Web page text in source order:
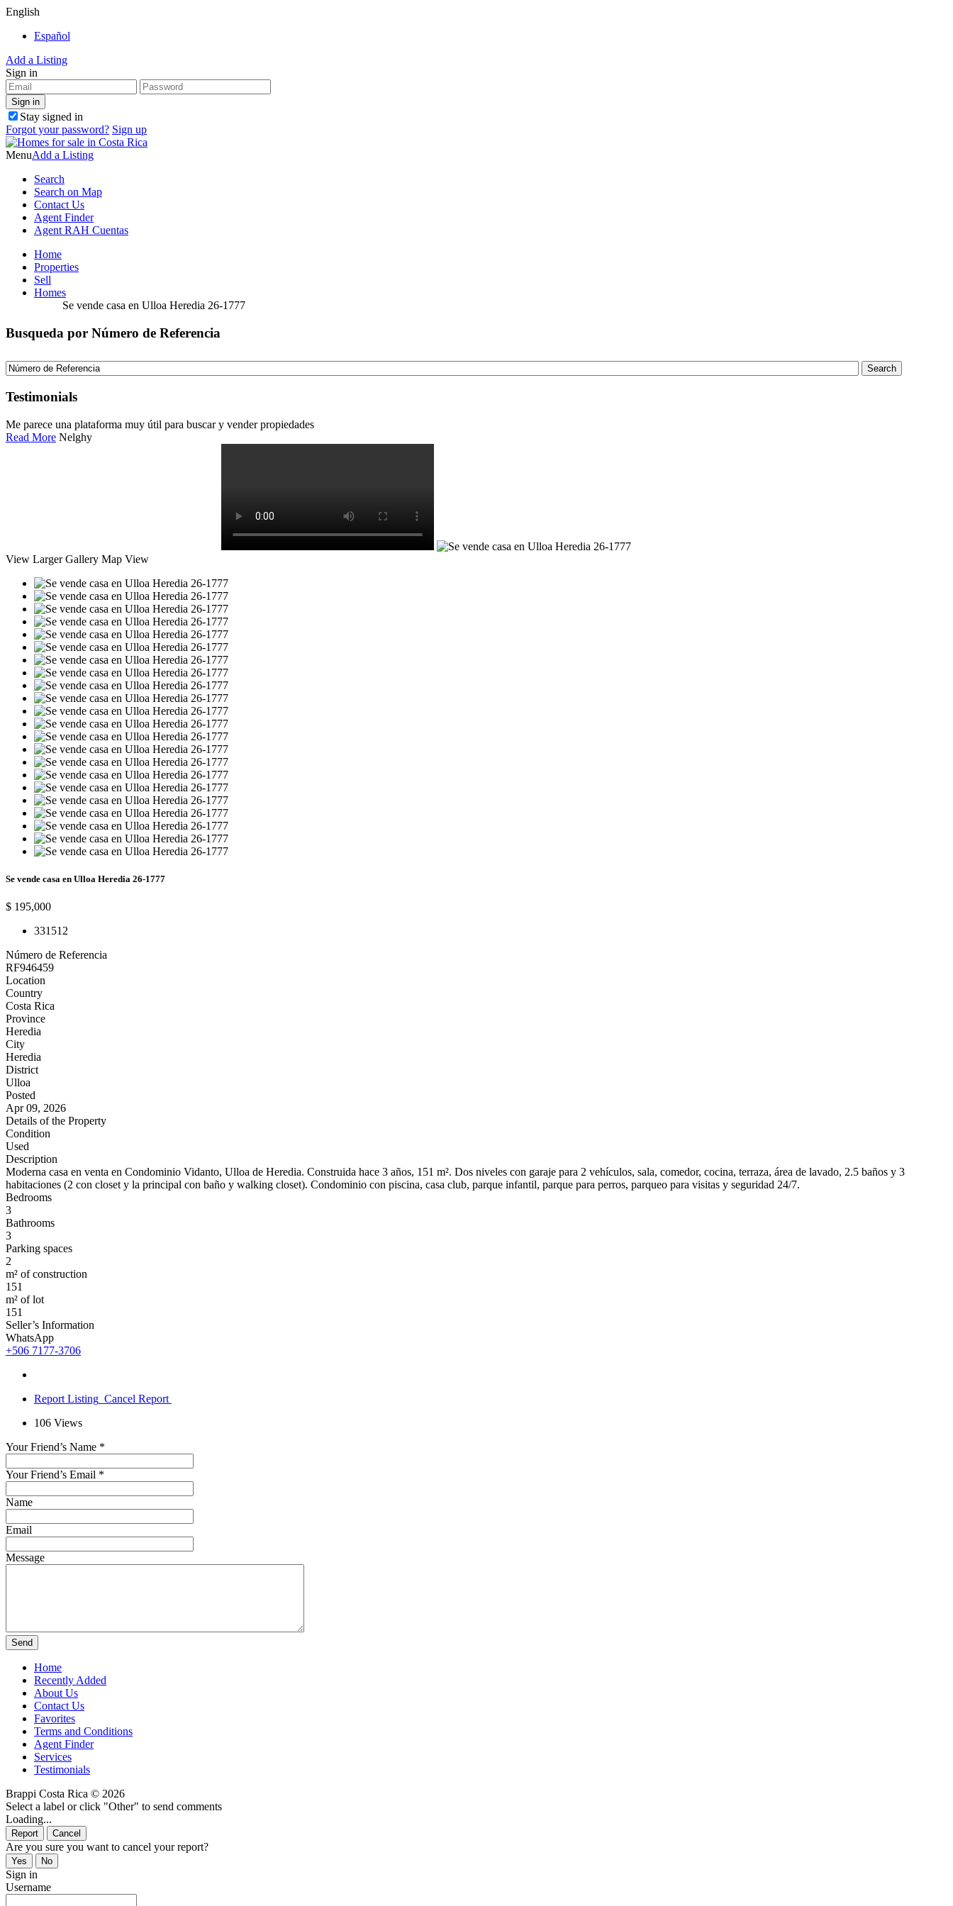
English
Español
Add a Listing
Sign in
Stay signed in
Forgot your password? Sign up
MenuAdd a Listing
Search
Search on Map
Contact Us
Agent Finder
Agent RAH Cuentas
Home
Properties
Sell
Homes
Se vende casa en Ulloa Heredia 26-1777
Busqueda por Número de Referencia
Testimonials
Me parece una plataforma muy útil para buscar y vender propiedades
Read More Nelghy
View Larger Gallery Map View
Se vende casa en Ulloa Heredia 26-1777
$ 195,000
33151 2
Número de Referencia
RF946459
Location
Country
Costa Rica
Province
Heredia
City
Heredia
District
Ulloa
Posted
Apr 09, 2026
Details of the Property
Condition
Used
Description
Moderna casa en venta en Condominio Vidanto, Ulloa de Heredia. Construida hace 3 años, 151 m². Dos niveles con garaje para 2 vehículos, sala, comedor, cocina, terraza, área de lavado, 2.5 baños y 3
habitaciones (2 con closet y la principal con baño y walking closet). Condominio con piscina, casa club, parque infantil, parque para perros, parqueo para visitas y seguridad 24/7.
Bedrooms
3
Bathrooms
3
Parking spaces
2
m² of construction
151
m² of lot
151
Seller’s Information
WhatsApp
+506 7177-3706
Report Listing Cancel Report
106 Views
Your Friend’s Name *
Your Friend’s Email *
Name
Email
Message
Home
Recently Added
About Us
Contact Us
Favorites
Terms and Conditions
Agent Finder
Services
Testimonials
Brappi Costa Rica © 2026
Select a label or click "Other" to send comments
Loading...
Are you sure you want to cancel your report?
Sign in
Username